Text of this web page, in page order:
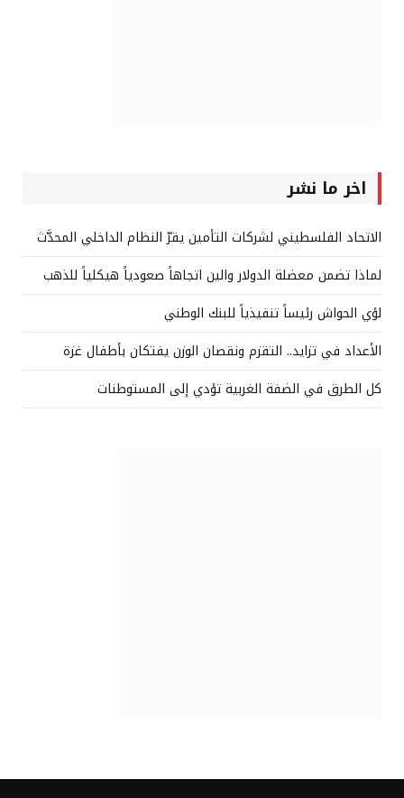
اخر ما نشر
الاتحاد الفلسطيني لشركات التأمين يقرّ النظام الداخلي المحدَّث
لماذا تضمن معضلة الدولار والين اتجاهاً صعودياً هيكلياً للذهب
لؤي الحواش رئيساً تنفيذياً للبنك الوطني
الأعداد في تزايد.. التقزم ونقصان الوزن يفتكان بأطفال غزة
كل الطرق في الضفة الغربية تؤدي إلى المستوطنات